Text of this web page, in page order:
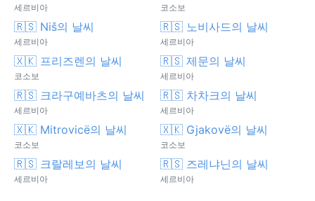
세르비아 코소보
🇷🇸 Niš의 날씨
세르비아
🇷🇸 노비사드의 날씨
세르비아
🇽🇰 프리즈렌의 날씨
코소보
🇷🇸 제문의 날씨
세르비아
🇷🇸 크라구예바츠의 날씨
세르비아
🇷🇸 차차크의 날씨
세르비아
🇽🇰 Mitrovicë의 날씨
코소보
🇽🇰 Gjakovë의 날씨
코소보
🇷🇸 크랄레보의 날씨
세르비아
🇷🇸 즈레냐닌의 날씨
세르비아